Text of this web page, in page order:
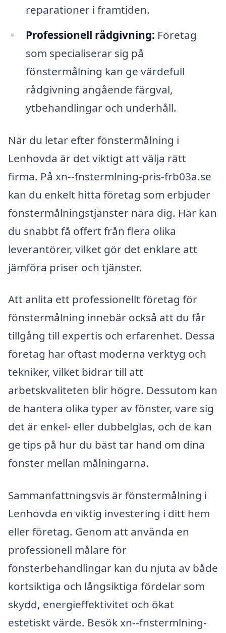
reparationer i framtiden.
Professionell rådgivning: Företag
som specialiserar sig på
fönstermålning kan ge värdefull
rådgivning angående färgval,
ytbehandlingar och underhåll.
När du letar efter fönstermålning i
Lenhovda är det viktigt att välja rätt
firma. På xn--fnstermlning-pris-frb03a.se
kan du enkelt hitta företag som erbjuder
fönstermålningstjänster nära dig. Här kan
du snabbt få offert från flera olika
leverantörer, vilket gör det enklare att
jämföra priser och tjänster.
Att anlita ett professionellt företag för
fönstermålning innebär också att du får
tillgång till expertis och erfarenhet. Dessa
företag har oftast moderna verktyg och
tekniker, vilket bidrar till att
arbetskvaliteten blir högre. Dessutom kan
de hantera olika typer av fönster, vare sig
det är enkel- eller dubbelglas, och de kan
ge tips på hur du bäst tar hand om dina
fönster mellan målningarna.
Sammanfattningsvis är fönstermålning i
Lenhovda en viktig investering i ditt hem
eller företag. Genom att använda en
professionell målare för
fönsterbehandlingar kan du njuta av både
kortsiktiga och långsiktiga fördelar som
skydd, energieffektivitet och ökat
estetiskt värde. Besök xn--fnstermlning-